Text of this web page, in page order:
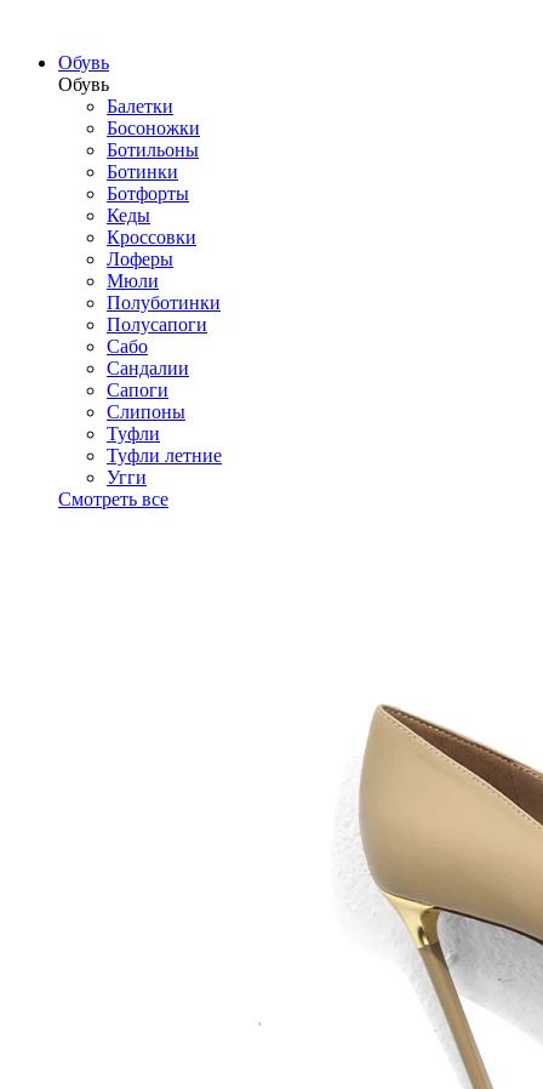
Обувь
Обувь
Балетки
Босоножки
Ботильоны
Ботинки
Ботфорты
Кеды
Кроссовки
Лоферы
Мюли
Полуботинки
Полусапоги
Сабо
Сандалии
Сапоги
Слипоны
Туфли
Туфли летние
Угги
Смотреть все